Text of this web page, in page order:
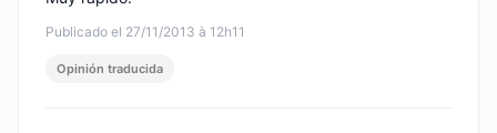
Publicado el 27/11/2013 à 12h11
Opinión traducida